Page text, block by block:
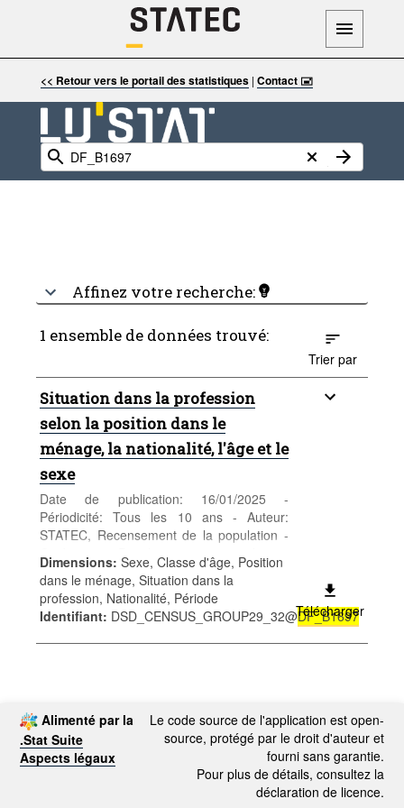
<< Retour vers le portail des statistiques| Contact 🖃
Affinez votre recherche:
1 ensemble de données trouvé:
Trier par
Situation dans la profession
selon la position dans le
ménage, la nationalité, l'âge et le
sexe
Date de publication: 16/01/2025 -
Périodicité: Tous les 10 ans - Auteur:
STATEC, Recensement de la population -
Catégorie: Population et emploi -
Population - Mots-clés: population, sexe,
âge, nationalité, recensement,
démographie
Dimensions: Sexe, Classe d'âge, Position
dans le ménage, Situation dans la
profession, Nationalité, Période
Identifiant: DSD_CENSUS_GROUP29_32@DF_B1697
Télécharger
Alimenté par la
.Stat Suite
Aspects légaux
Le code source de l'application est open-
source, protégé par le droit d'auteur et
fourni sans garantie.
Pour plus de détails, consultez la
déclaration de licence.